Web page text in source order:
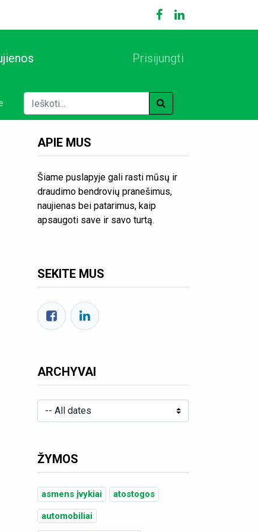
Prisijungti
APIE MUS
Šiame puslapyje gali rasti mūsų ir
draudimo bendrovių pranešimus,
naujienas bei patarimus, kaip
apsaugoti save ir savo turtą.
SEKITE MUS
ARCHYVAI
ŽYMOS
asmens įvykiai atostogos
automobiliai